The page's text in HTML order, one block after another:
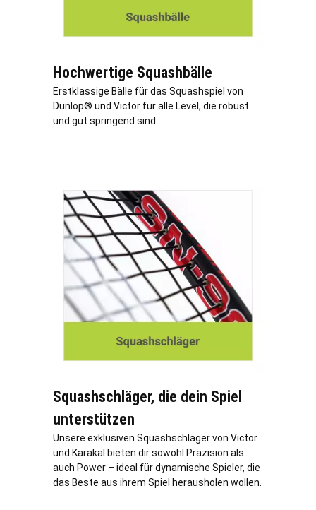
Hochwertige Squashbälle
Erstklassige Bälle für das Squashspiel von
Dunlop® und Victor für alle Level, die robust
und gut springend sind.
Squashschläger, die dein Spiel
unterstützen
Unsere exklusiven Squashschläger von Victor
und Karakal bieten dir sowohl Präzision als
auch Power – ideal für dynamische Spieler, die
das Beste aus ihrem Spiel herausholen wollen.